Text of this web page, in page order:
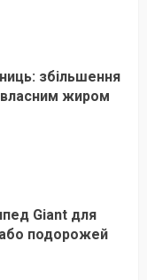
збільшення
власним жиром
Giant для
або подорожей